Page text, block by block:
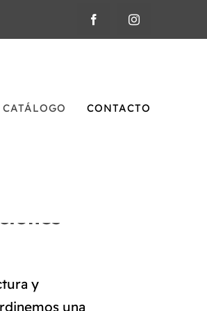
CATÁLOGO CONTACTO
y
una